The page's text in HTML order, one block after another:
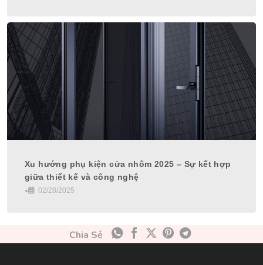
Xu hướng phụ kiện cửa nhôm 2025 – Sự kết hợp
giữa thiết kế và công nghệ
•
02/28/2025
Chia Sẻ